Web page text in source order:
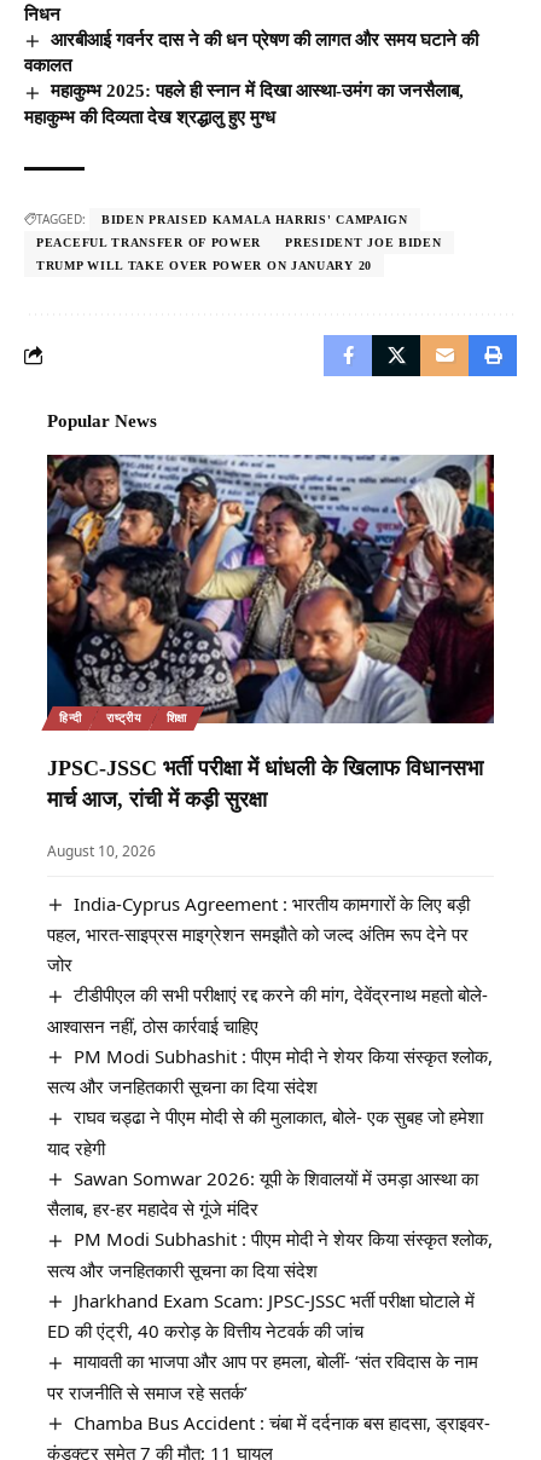
निधन
आरबीआई गवर्नर दास ने की धन प्रेषण की लागत और समय घटाने की
वकालत
महाकुम्भ 2025: पहले ही स्नान में दिखा आस्था-उमंग का जनसैलाब,
महाकुम्भ की दिव्यता देख श्रद्धालु हुए मुग्ध
TAGGED:
BIDEN PRAISED KAMALA HARRIS' CAMPAIGN
PEACEFUL TRANSFER OF POWER
PRESIDENT JOE BIDEN
TRUMP WILL TAKE OVER POWER ON JANUARY 20
Popular News
हिन्दी राष्ट्रीय शिक्षा
JPSC-JSSC भर्ती परीक्षा में धांधली के खिलाफ विधानसभा
मार्च आज, रांची में कड़ी सुरक्षा
August 10, 2026
India-Cyprus Agreement : भारतीय कामगारों के लिए बड़ी
पहल, भारत-साइप्रस माइग्रेशन समझौते को जल्द अंतिम रूप देने पर
जोर
टीडीपीएल की सभी परीक्षाएं रद्द करने की मांग, देवेंद्रनाथ महतो बोले-
आश्वासन नहीं, ठोस कार्रवाई चाहिए
PM Modi Subhashit : पीएम मोदी ने शेयर किया संस्कृत श्लोक,
सत्य और जनहितकारी सूचना का दिया संदेश
राघव चड्ढा ने पीएम मोदी से की मुलाकात, बोले- एक सुबह जो हमेशा
याद रहेगी
Sawan Somwar 2026: यूपी के शिवालयों में उमड़ा आस्था का
सैलाब, हर-हर महादेव से गूंजे मंदिर
PM Modi Subhashit : पीएम मोदी ने शेयर किया संस्कृत श्लोक,
सत्य और जनहितकारी सूचना का दिया संदेश
Jharkhand Exam Scam: JPSC-JSSC भर्ती परीक्षा घोटाले में
ED की एंट्री, 40 करोड़ के वित्तीय नेटवर्क की जांच
मायावती का भाजपा और आप पर हमला, बोलीं- ‘संत रविदास के नाम
पर राजनीति से समाज रहे सतर्क’
Chamba Bus Accident : चंबा में दर्दनाक बस हादसा, ड्राइवर-
कंडक्टर समेत 7 की मौत; 11 घायल